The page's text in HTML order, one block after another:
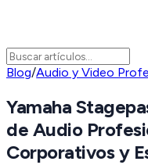
Blog/Audio y Video
Yamaha
de Audio
Corporativos y